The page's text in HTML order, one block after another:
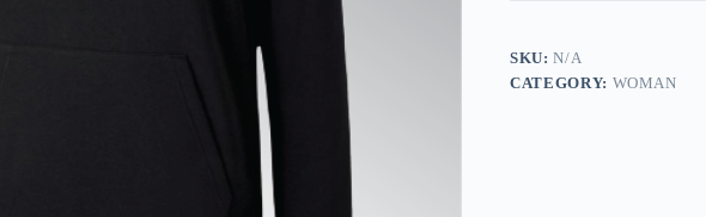
SKU:N/A
CATEGORY: WOMAN